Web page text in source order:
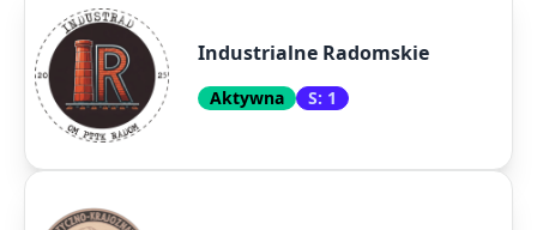
Industrialne Radomskie
Aktywna S: 1